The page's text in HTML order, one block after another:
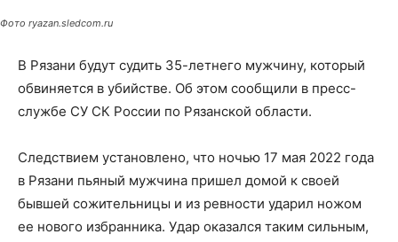
Фото ryazan.sledcom.ru
В Рязани будут судить 35-летнего мужчину, который
обвиняется в убийстве. Об этом сообщили в пресс-
службе СУ СК России по Рязанской области.
Следствием установлено, что ночью 17 мая 2022 года
в Рязани пьяный мужчина пришел домой к своей
бывшей сожительницы и из ревности ударил ножом
ее нового избранника. Удар оказался таким сильным,